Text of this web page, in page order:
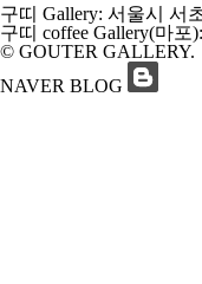
구띠 Gallery: 서울시 서
구띠 coffee Gallery(마
© GOUTER GALLERY.
NAVER BLOG